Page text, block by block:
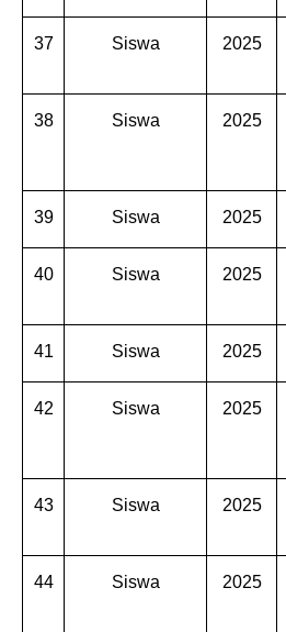
37
Siswa 2025
38 Siswa 2025
39 Siswa 2025
40 Siswa 2025
41 Siswa 2025
42 Siswa 2025
43 Siswa 2025
44 Siswa 2025